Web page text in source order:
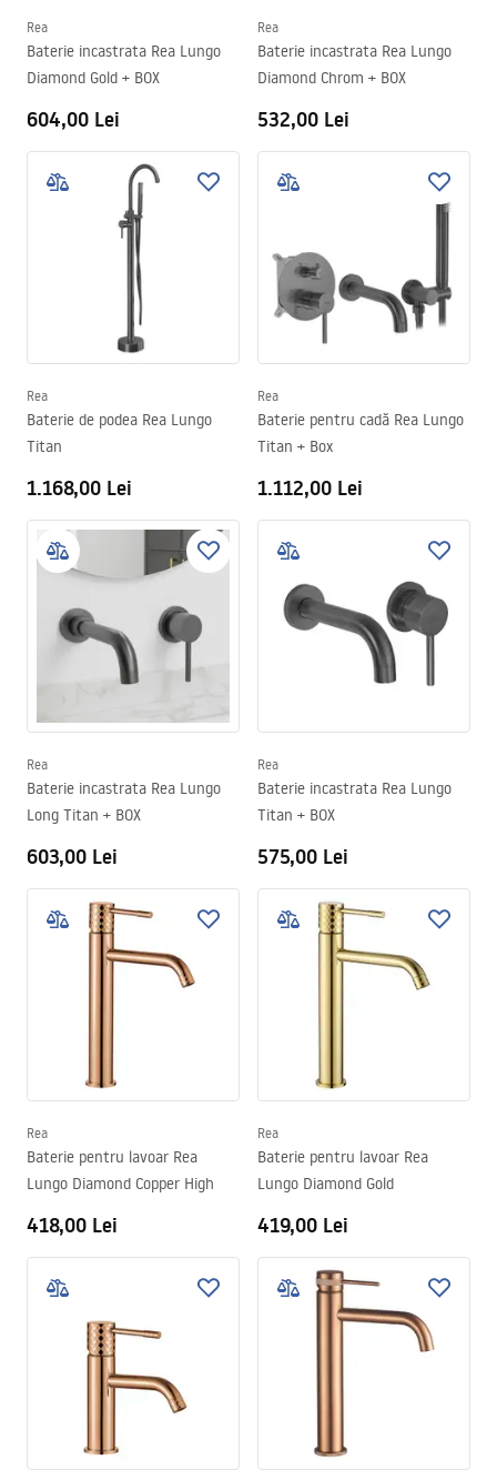
Rea
Baterie incastrata Rea Lungo
Diamond Gold + BOX
604,00 Lei
Rea
Baterie incastrata Rea Lungo
Diamond Chrom + BOX
532,00 Lei
Rea
Baterie de podea Rea Lungo
Titan
1.168,00 Lei
Rea
Baterie pentru cadă Rea Lungo
Titan + Box
1.112,00 Lei
Rea
Baterie incastrata Rea Lungo
Long Titan + BOX
603,00 Lei
Rea
Baterie incastrata Rea Lungo
Titan + BOX
575,00 Lei
Rea
Baterie pentru lavoar Rea
Lungo Diamond Copper High
418,00 Lei
Rea
Baterie pentru lavoar Rea
Lungo Diamond Gold
419,00 Lei